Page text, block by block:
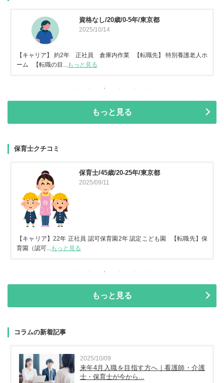
資格なし/20歳/0-5年/東京都
2025/10/14
【キャリア】 約2年 正社員 倉庫内作業 【転職先】 特別養護老人ホ
ーム 【転職の目...
もっと見る
もっと見る
保育士クチコミ
保育士/45歳/20-25年/東京都
2025/09/11
【キャリア】22年 正社員 認可保育園2年 認定こども園 【転職先】保
育園（認可...
もっと見る
もっと見る
コラムの新着記事
2025/10/09
来年4月入職を目指す方へ｜看護師・介護
士・保育士が今から...